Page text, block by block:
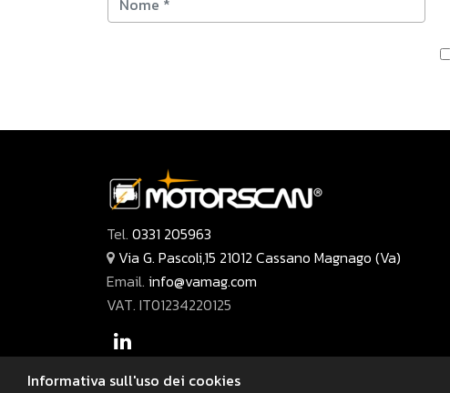
Tel. 0331 205963
Via G. Pascoli,15 21012 Cassano Magnago (Va)
Email. info@vamag.com
VAT. IT01234220125
Informativa sull'uso dei cookies